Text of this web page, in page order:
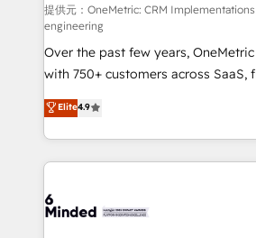
turn innovation into real impact. 🌍 Highlights •
HubSpot Partner since 2012 • 2022
Award: Best Integration • 150+
projects • Clients in 30+ industries •
technology for integrations •
English, Spanish, Portuguese & Italian 👉
smarter with AI and HubSpot.
提供元：OneMetric: CRM Implementations
engineering
Over the past few years,
with 750+ customers across SaaS,
healthcare, real estate, and other
150+ HubSpot-certified experts, we
solutions to complex GTM and
Our Expertise 🔹 Onboarding & Implementation:
tailored to your GTM motion. 🔹 Migrations:
Elite4.9